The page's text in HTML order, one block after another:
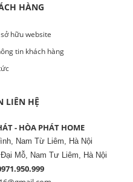
HÀNG
hữu website
tin khách hàng
LIÊN HỆ
- HÒA PHÁT HOME
Nam Từ Liêm, Hà Nội
Mỗ, Nam Tư Liêm, Hà Nội